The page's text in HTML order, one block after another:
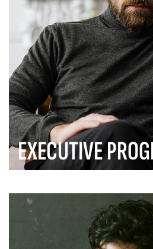
EXECUTIVE